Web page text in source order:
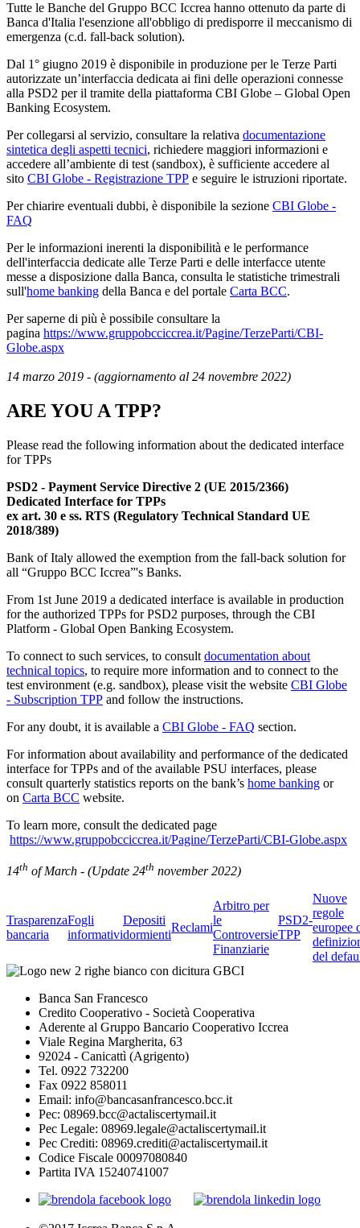
Tutte le Banche del Gruppo BCC Iccrea hanno ottenuto da parte di
Banca d'Italia l'esenzione all'obbligo di predisporre il meccanismo di
emergenza (c.d. fall-back solution).
Dal 1° giugno 2019 è disponibile in produzione per le Terze Parti
autorizzate un’interfaccia dedicata ai fini delle operazioni connesse
alla PSD2 per il tramite della piattaforma CBI Globe – Global Open
Banking Ecosystem.
Per collegarsi al servizio, consultare la relativa documentazione
sintetica degli aspetti tecnici, richiedere maggiori informazioni e
accedere all’ambiente di test (sandbox), è sufficiente accedere al
sito CBI Globe - Registrazione TPP e seguire le istruzioni riportate.
Per chiarire eventuali dubbi, è disponibile la sezione CBI Globe -
FAQ
Per le informazioni inerenti la disponibilità e le performance
dell'interfaccia dedicate alle Terze Parti e delle interfacce utente
messe a disposizione dalla Banca, consulta le statistiche trimestrali
sull'home banking della Banca e del portale Carta BCC.
Per saperne di più è possibile consultare la
pagina https://www.gruppobcciccrea.it/Pagine/TerzeParti/CBI-
Globe.aspx
14 marzo 2019 - (aggiornamento al 24 novembre 2022)
ARE YOU A TPP?
Please read the following information about the dedicated interface
for TPPs
PSD2 - Payment Service Directive 2 (UE 2015/2366)
Dedicated Interface for TPPs
ex art. 30 e ss. RTS (Regulatory Technical Standard UE
2018/389)
Bank of Italy allowed the exemption from the fall-back solution for
all “Gruppo BCC Iccrea”'s Banks.
From 1st June 2019 a dedicated interface is available in production
for the authorized TPPs for PSD2 purposes, through the CBI
Platform - Global Open Banking Ecosystem.
To connect to such services, to consult documentation about
technical topics, to require more information and to connect to the
test environment (e.g. sandbox), please visit the website CBI Globe
- Subscription TPP and follow the instructions.
For any doubt, it is available a CBI Globe - FAQ section.
For information about availability and performance of the dedicated
interface for TPPs and of the available PSU interfaces, please
consult quarterly statistics reports on the bank’s home banking or
on Carta BCC website.
To learn more, consult the dedicated page
https://www.gruppobcciccrea.it/Pagine/TerzeParti/CBI-Globe.aspx
14th of March - (Update 24th november 2022)
Trasparenza
bancaria
Fogli
informativi
Depositi
dormienti
Reclami
Arbitro per
le
Controversie
Finanziarie
PSD2-
TPP
Nuove
regole
europee
del
Banca San Francesco
Credito Cooperativo - Società Cooperativa
Aderente al Gruppo Bancario Cooperativo Iccrea
Viale Regina Margherita, 63
92024 - Canicattì (Agrigento)
Tel. 0922 732200
Fax 0922 858011
Email: info@bancasanfrancesco.bcc.it
Pec: 08969.bcc@actaliscertymail.it
Pec Legale: 08969.legale@actaliscertymail.it
Pec Crediti: 08969.crediti@actaliscertymail.it
Codice Fiscale 00097080840
Partita IVA 15240741007